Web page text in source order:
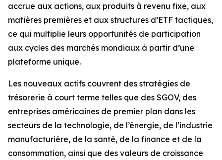
accrue aux actions, aux produits à revenu fixe, aux
matières premières et aux structures d’ETF tactiques,
ce qui multiplie leurs opportunités de participation
aux cycles des marchés mondiaux à partir d’une
plateforme unique.
Les nouveaux actifs couvrent des stratégies de
trésorerie à court terme telles que des SGOV, des
entreprises américaines de premier plan dans les
secteurs de la technologie, de l’énergie, de l’industrie
manufacturière, de la santé, de la finance et de la
consommation, ainsi que des valeurs de croissance